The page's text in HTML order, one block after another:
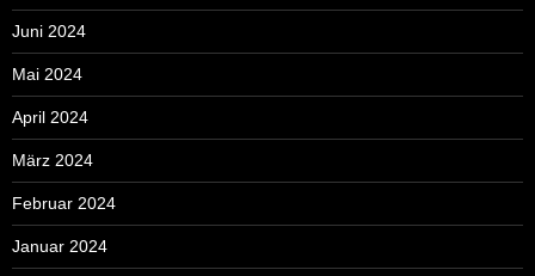
Juni 2024
Mai 2024
April 2024
März 2024
Februar 2024
Januar 2024